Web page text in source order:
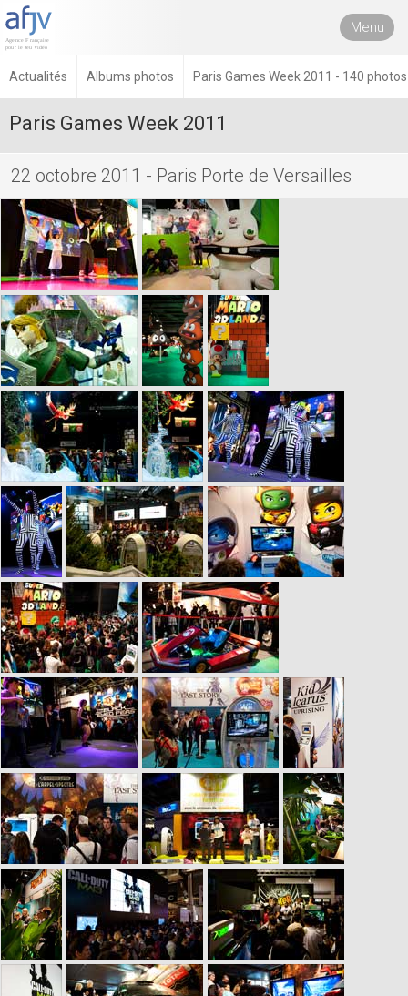
Menu
Actualités Albums photos Paris Games Week 2011 - 140 photos
Paris Games Week 2011
22 octobre 2011 - Paris Porte de Versailles